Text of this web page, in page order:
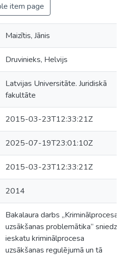
item page
Maizītis, Jānis
Druvinieks, Helvijs
Latvijas Universitāte. Juridiskā
fakultāte
2015-03-23T12:33:21Z
2025-07-19T23:01:10Z
2015-03-23T12:33:21Z
2014
Bakalaura darbs „Kriminālprocesa
uzsākšanas problemātika” sniedz
ieskatu kriminālprocesa
uzsākšanas regulējumā un tā